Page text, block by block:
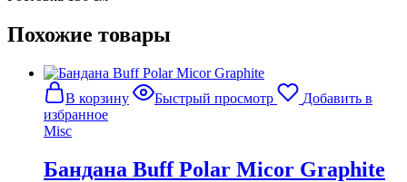
Похожие товары
В корзину Быстрый просмотр
Добавить в
избранное
Misc
Бандана Buff Polar Micor Graphite